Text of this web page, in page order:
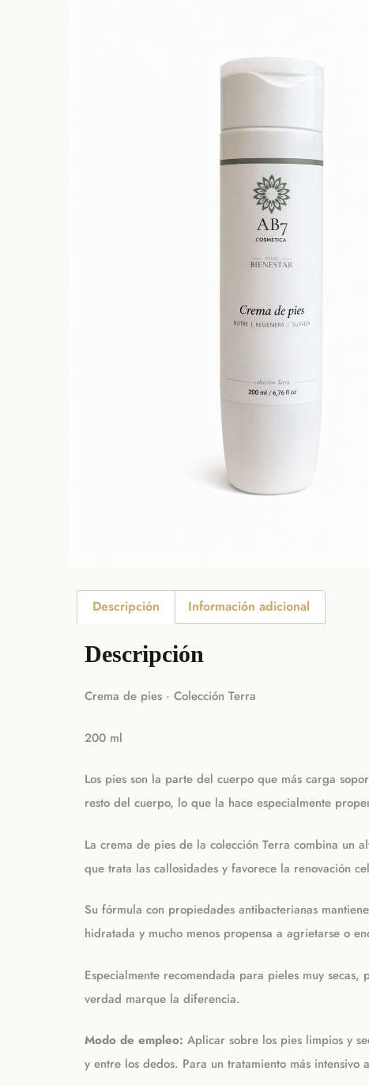
Descripción Información adicional
Descripción
Crema de pies · Colección Terra
200 ml
Los pies son la parte del cuerpo que más carga
resto del cuerpo, lo que la hace especialmente
La crema de pies de la colección Terra combina un
que trata las callosidades y favorece la renovación
Su fórmula con propiedades antibacterianas
hidratada y mucho menos propensa a agrietarse o
Especialmente recomendada para pieles muy
verdad marque la diferencia.
Modo de empleo: Aplicar sobre los pies limpios y
y entre los dedos. Para un tratamiento más